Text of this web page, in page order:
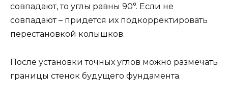
совпадают, то углы равны 90°. Если не
совпадают – придется их подкорректировать
перестановкой колышков.
После установки точных углов можно размечать
границы стенок будущего фундамента.